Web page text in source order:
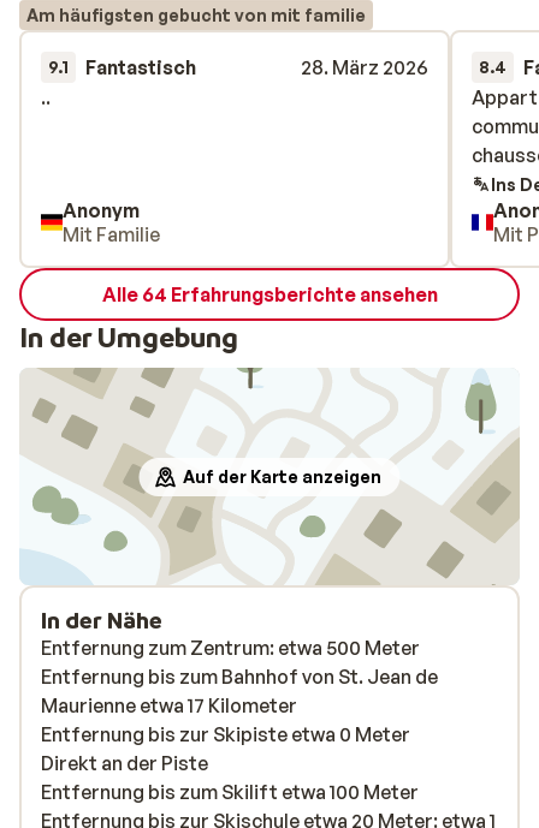
Am häufigsten gebucht von mit familie
9.1 Fantastisch
28. März 2026
..
..
Anonym
Mit Familie
8.4
Appart
Appart
Ins
Mit
Alle 64 Erfahrungsberichte ansehen
In der Umgebung
Auf der Karte anzeigen
In der Nähe
Entfernung zum Zentrum: etwa 500 Meter
Entfernung bis zum Bahnhof von St. Jean de
Maurienne etwa 17 Kilometer
Entfernung bis zur Skipiste etwa 0 Meter
Direkt an der Piste
Entfernung bis zum Skilift etwa 100 Meter
Entfernung bis zur Skischule etwa 20 Meter: etwa 1